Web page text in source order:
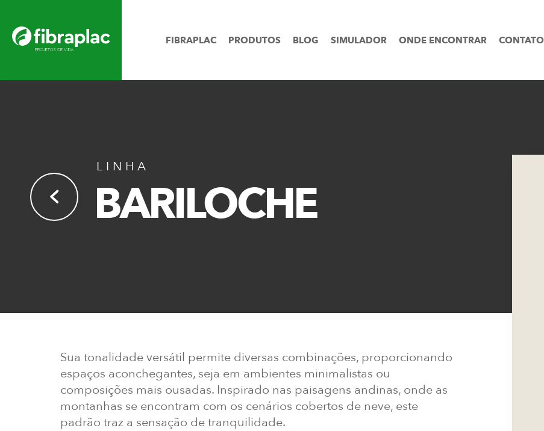
FIBRAPLAC PRODUTOS BLOG SIMULADOR ONDE ENCONTRAR CONTATO
LINHA
BARILOCHE
Sua tonalidade versátil permite diversas combinações, proporcionando
espaços aconchegantes, seja em ambientes minimalistas ou
composições mais ousadas. Inspirado nas paisagens andinas, onde as
montanhas se encontram com os cenários cobertos de neve, este
padrão traz a sensação de tranquilidade.